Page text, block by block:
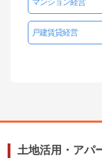
マンション経営
戸建賃貸経営
土地活用・アパ